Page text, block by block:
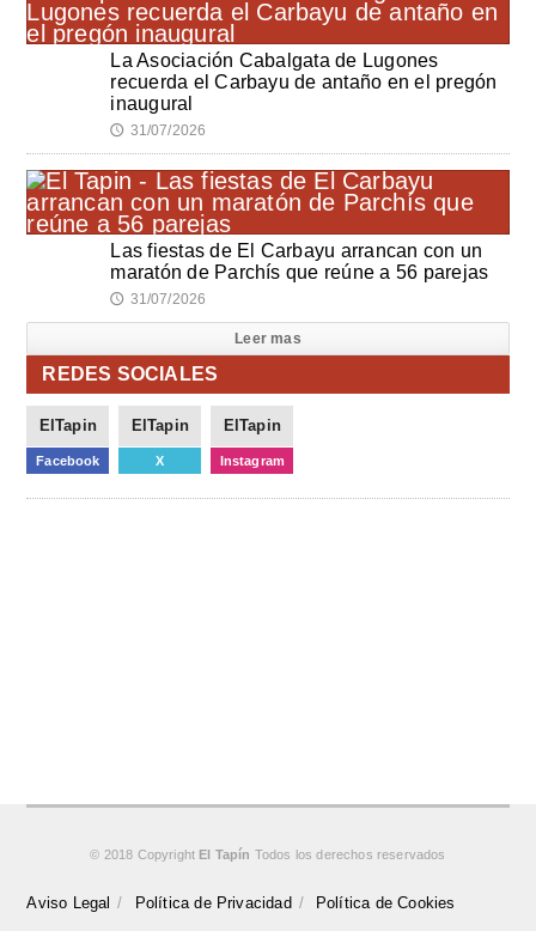
La Asociación Cabalgata de Lugones
recuerda el Carbayu de antaño en el pregón
inaugural
🕔 31/07/2026
Las fiestas de El Carbayu arrancan con un
maratón de Parchís que reúne a 56 parejas
🕔 31/07/2026
Leer mas
REDES SOCIALES
ElTapin
Facebook
ElTapin
X
ElTapin
Instagram
© 2018 Copyright El Tapín Todos los derechos reservados
Aviso Legal Política de Privacidad Política de Cookies